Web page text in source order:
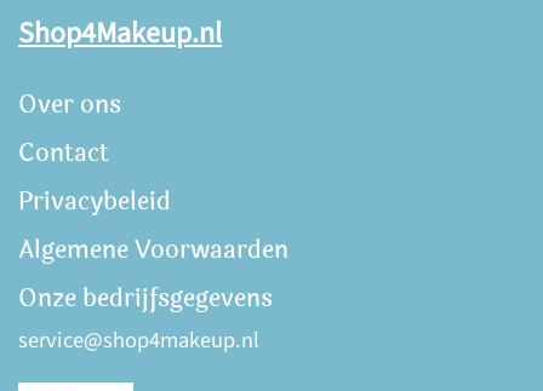
Shop4Makeup.nl
Over ons
Contact
Privacybeleid
Algemene Voorwaarden
Onze bedrijfsgegevens
service@shop4makeup.nl